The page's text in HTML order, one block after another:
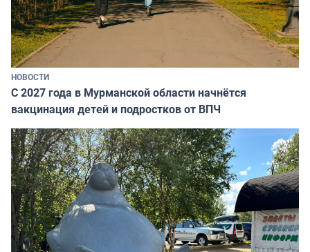
НОВОСТИ
С 2027 года в Мурманской области начнётся
вакцинация детей и подростков от ВПЧ